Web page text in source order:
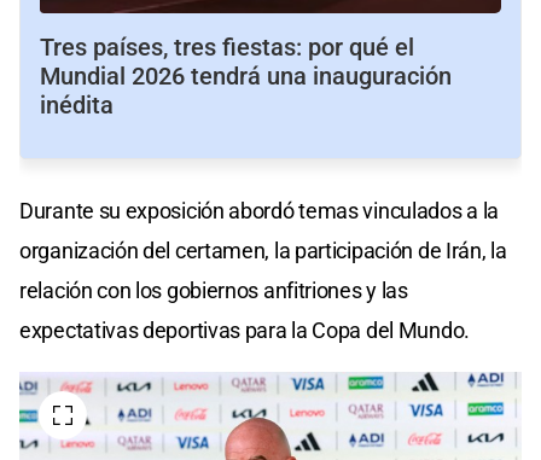
Tres países, tres fiestas: por qué el
Mundial 2026 tendrá una inauguración
inédita
Durante su exposición abordó temas vinculados a la
organización del certamen, la participación de Irán, la
relación con los gobiernos anfitriones y las
expectativas deportivas para la Copa del Mundo.